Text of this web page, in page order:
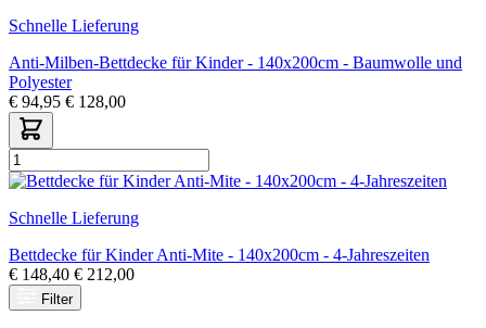
Schnelle Lieferung
Anti-Milben-Bettdecke für Kinder - 140x200cm - Baumwolle und
Polyester
€ 94,95 € 128,00
Schnelle Lieferung
Bettdecke für Kinder Anti-Mite - 140x200cm - 4-Jahreszeiten
€ 148,40 € 212,00
Filter